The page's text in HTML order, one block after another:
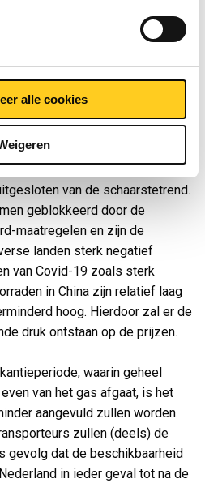
alle cookies
voor een periode van drie jaar,
dat er op korte termijn vanuit
en platen blijft voorlopig dus
van een beperkt aantal
van de schaarstetrend.
geblokkeerd door de
maatregelen en zijn de
landen sterk negatief
van Covid-19 zoals sterk
in China zijn relatief laag
hoog. Hierdoor zal er de
druk ontstaan op de prijzen.
waarin geheel
van het gas afgaat, is het
aangevuld zullen worden.
zullen (deels) de
gevolg dat de beschikbaarheid
in ieder geval tot na de